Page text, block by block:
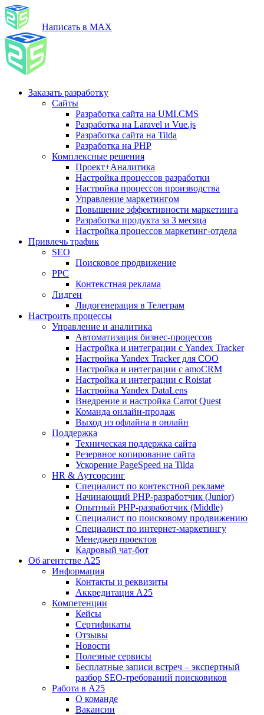
Написать в MAX
Заказать разработку
Сайты
Разработка сайта на UMI.CMS
Разработка на Laravel и Vue.js
Разработка сайта на Tilda
Разработка на PHP
Комплексные решения
Проект+Аналитика
Настройка процессов разработки
Настройка процессов производства
Управление маркетингом
Повышение эффективности маркетинга
Разработка продукта за 3 месяца
Настройка процессов маркетинг-отдела
Привлечь трафик
SEO
Поисковое продвижение
PPC
Контекстная реклама
Лидген
Лидогенерация в Телеграм
Настроить процессы
Управление и аналитика
Автоматизация бизнес-процессов
Настройка и интеграции с Yandex Tracker
Настройка Yandex Tracker для СОО
Настройка и интеграции с amoCRM
Настройка и интеграции с Roistat
Настройка Yandex DataLens
Внедрение и настройка Carrot Quest
Команда онлайн-продаж
Выход из офлайна в онлайн
Поддержка
Техническая поддержка сайта
Резервное копирование сайта
Ускорение PageSpeed на Tilda
HR & Аутсорсинг
Специалист по контекстной рекламе
Начинающий PHP-разработчик (Junior)
Опытный PHP-разработчик (Middle)
Специалист по поисковому продвижению
Специалист по интернет-маркетингу
Менеджер проектов
Кадровый чат-бот
Об агентстве А25
Информация
Контакты и реквизиты
Аккредитация А25
Компетенции
Кейсы
Сертификаты
Отзывы
Новости
Полезные сервисы
Бесплатные записи встреч – экспертный
разбор SEO-требований поисковиков
Работа в А25
О команде
Вакансии